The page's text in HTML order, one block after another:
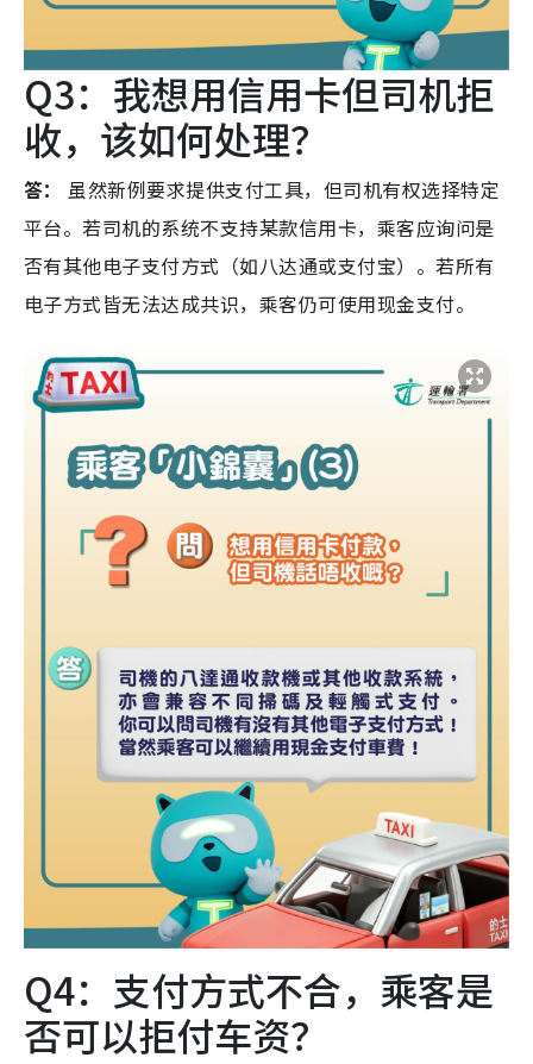
Q3：我想用信用卡但司机拒
收，该如何处理？
答：
虽然新例要求提供支付工具，但司机有权选择特定
平台。若司机的系统不支持某款信用卡，乘客应询问是
否有其他电子支付方式（如八达通或支付宝）。若所有
电子方式皆无法达成共识，乘客仍可使用现金支付。
Q4：支付方式不合，乘客是
否可以拒付车资？